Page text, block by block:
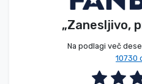
„Zanesljivo,
Na podlagi več
10730